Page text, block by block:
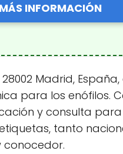
MÁS INFORMACIÓN
Madrid,
para los enófilos.
y consulta
tanto
conocedor.